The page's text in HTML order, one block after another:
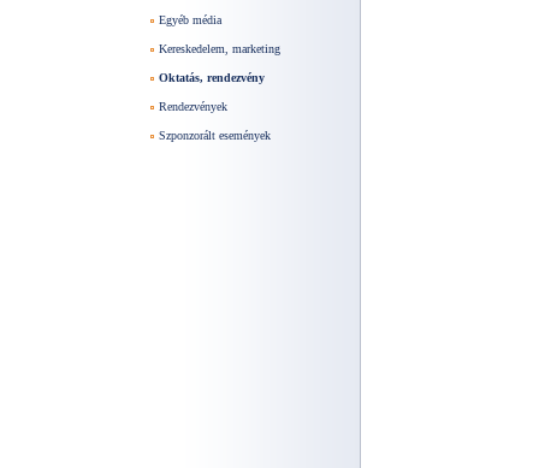
Egyéb média
Kereskedelem, marketing
Oktatás, rendezvény
Rendezvények
Szponzorált események